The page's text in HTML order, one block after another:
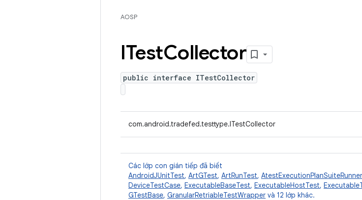
AOSP
ITestCollector
public interface ITestCollector
com.android.tradefed.testtype.ITestCollector
Các lớp con gián tiếp đã biết
AndroidJUnitTest, ArtGTest, ArtRunTest, AtestExecutionPlanSuiteRunner
DeviceTestCase, ExecutableBaseTest, ExecutableHostTest,
GTestBase, GranularRetriableTestWrapper và 12 lớp khác.